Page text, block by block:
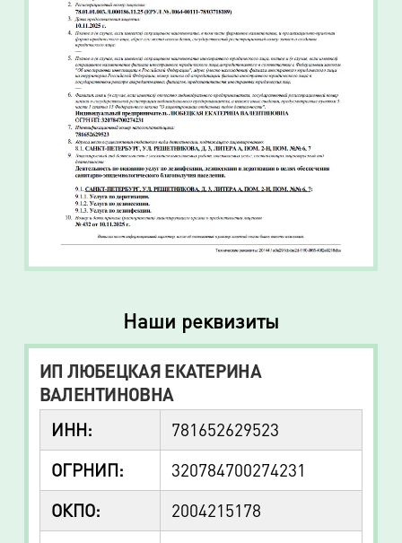
Наши реквизиты
ИП ЛЮБЕЦКАЯ ЕКАТЕРИНА
ВАЛЕНТИНОВНА
ИНН:
781652629523
ОГРНИП:
320784700274231
ОКПО:
2004215178